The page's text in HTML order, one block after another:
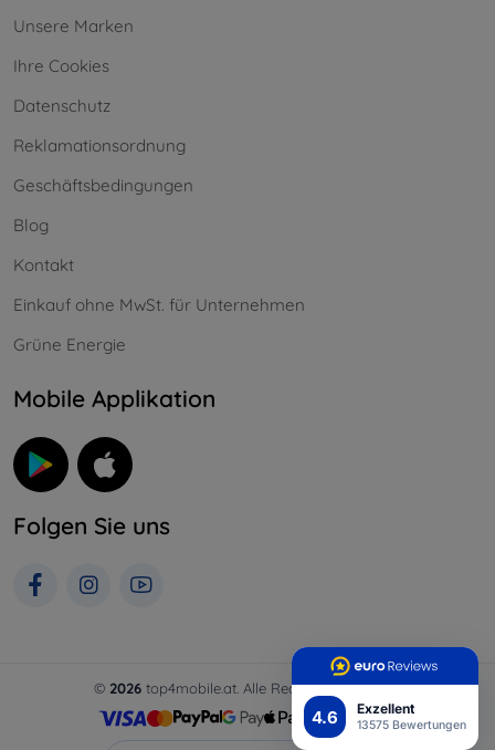
4.6 Exzellent
13575 Bewertungen
Unsere Marken
Ihre Cookies
Datenschutz
Reklamationsordnung
Geschäftsbedingungen
Blog
Kontakt
Einkauf ohne MwSt. für Unternehmen
Grüne Energie
Mobile Applikation
Folgen Sie uns
© 2026top4mobile.at. Alle Rechte vorbehalten.